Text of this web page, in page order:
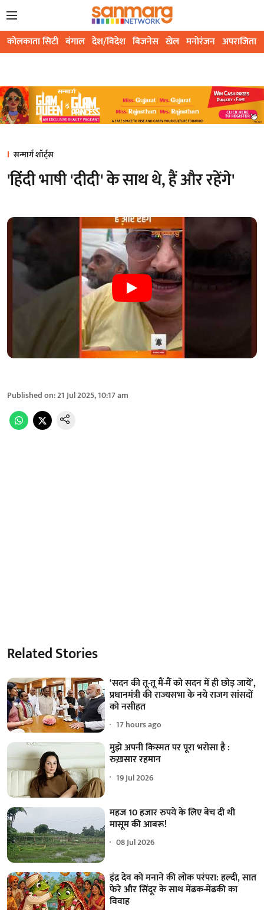
कोलकाता सिटी बंगाल देश/विदेश बिजनेस खेल मनोरंजन अपराजिता
सन्मार्ग शॉर्ट्स
'हिंदी भाषी 'दीदी' के साथ थे, हैं और रहेंगे'
Published on:21 Jul 2025, 10:17 am
Related Stories
‘सदन की तू-तू मैं-मैं को सदन में ही छोड़ जायें’,
प्रधानमंत्री की राज्यसभा के नये राजग सांसदों
को नसीहत
17 hours ago
मुझे अपनी किस्मत पर पूरा भरोसा है :
रुख़सार रहमान
19 Jul 2026
महज 10 हजार रुपये के लिए बेच दी थी
मासूम की आबरू!
08 Jul 2026
इंद्र देव को मनाने की लोक परंपरा: हल्दी, सात
फेरे और सिंदूर के साथ मेंढक-मेंढकी का
विवाह